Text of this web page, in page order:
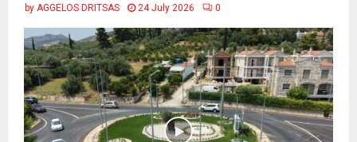
by AGGELOS DRITSAS 24 July 2026 0